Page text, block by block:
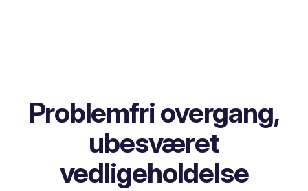
Problemfri overgang,
ubesværet
vedligeholdelse